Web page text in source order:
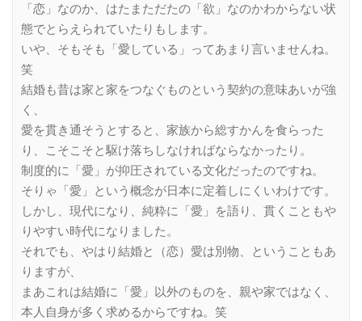
「恋」なのか、はたまただたの「欲」なのかわからない状
態でとらえられていたりもします。
いや、そもそも「愛している」ってあまり言いませんね。
笑
結婚も昔は家と家をつなぐものという契約の意味あいが強
く、
愛を貫き通そうとすると、家族から総すかんを食らった
り、こそこそと駆け落ちしなければならなかったり。
制度的に「愛」が抑圧されている文化だったのですね。
そりゃ「愛」という概念が日本に定着しにくいわけです。
しかし、現代になり、純粋に「愛」を語り、貫くこともや
りやすい時代になりました。
それでも、やはり結婚と（恋）愛は別物、ということもあ
りますが、
まあこれは結婚に「愛」以外のものを、親や家ではなく、
本人自身が多く求めるからですね。笑